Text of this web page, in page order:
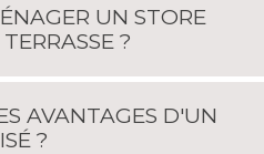
UN STORE
?
AVANTAGES D'UN
?